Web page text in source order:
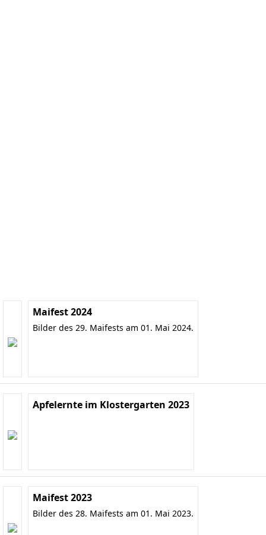
Maifest 2024
Bilder des 29. Maifests am 01. Mai 2024.
Apfelernte im Klostergarten 2023
Maifest 2023
Bilder des 28. Maifests am 01. Mai 2023.